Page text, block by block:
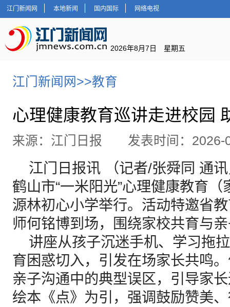
江门新闻网 本地新闻 国内国际 网络电视
2026年8月7日 星期五
江门新闻网 >>教育
心理健康教育巡讲走进校园
来源：江门日报 发表时间：
江门日报讯 （记者/张舜同 通
鹤山市“一米阳光”心理健康教育
源林初心小学举行。活动特邀省
师何铭博到场，围绕家校共育与
讲座从孩子沉迷手机、学习拖
育困惑切入，引发在场家长共鸣
亲子沟通中的典型误区，引导家
绘本《点》为引，强调鼓励赞美